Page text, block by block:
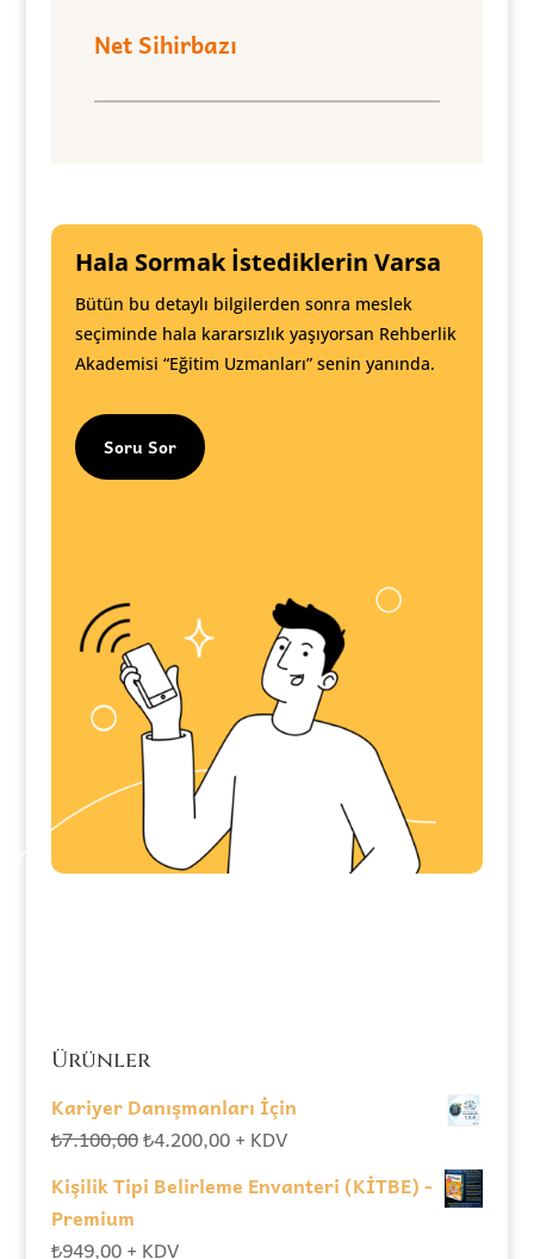
Net Sihirbazı
Hala Sormak İstediklerin Varsa
Bütün bu detaylı bilgilerden sonra meslek
seçiminde hala kararsızlık yaşıyorsan Rehberlik
Akademisi “Eğitim Uzmanları” senin yanında.
Soru Sor
Ürünler
Kariyer Danışmanları İçin
₺7.100,00Orijinal
₺7.100,00.
₺4.200,00Şu
fiyat:
+ KDV
Kişilik Tipi Belirleme Envanteri (KİTBE) -
Premium
₺949,00 + KDV